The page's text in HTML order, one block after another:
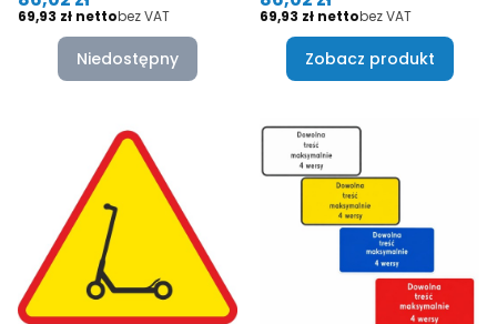
Cena
69,93 zł bez VAT
Niedostępny
Cena
69,93 zł bez VAT
Zobacz produkt